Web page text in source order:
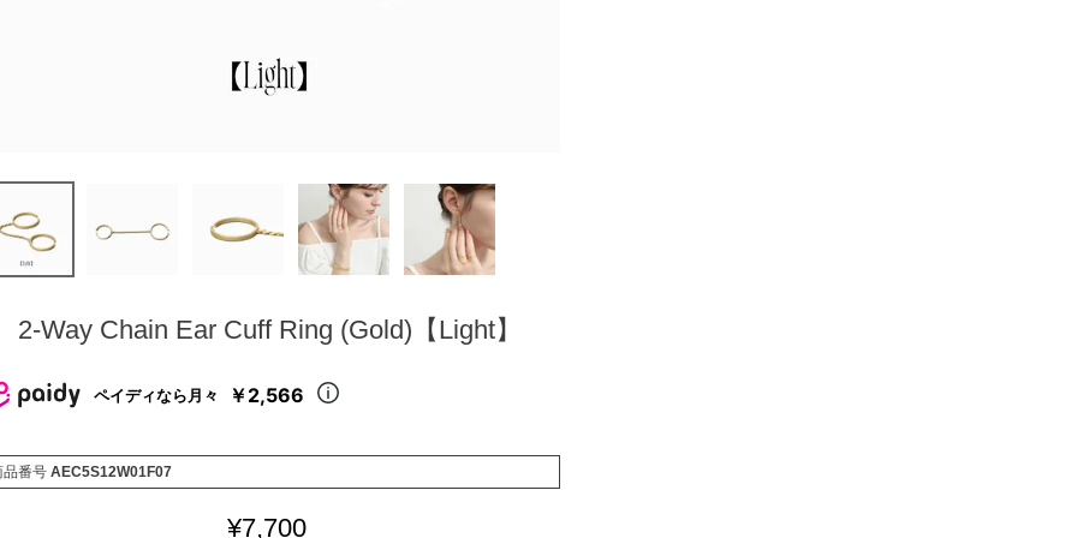
2-Way Chain Ear Cuff Ring (Gold)【Light】
ペイディなら月々 ￥2,566
品番号 AEC5S12W01F07
¥7,700